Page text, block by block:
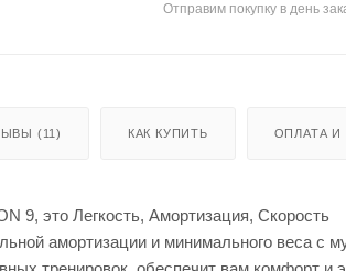
Отправим покупку в день
(11) КАК КУПИТЬ ОПЛАТА И
9, это Легкость, Амортизация, Скорость
амортизации и минимального веса с